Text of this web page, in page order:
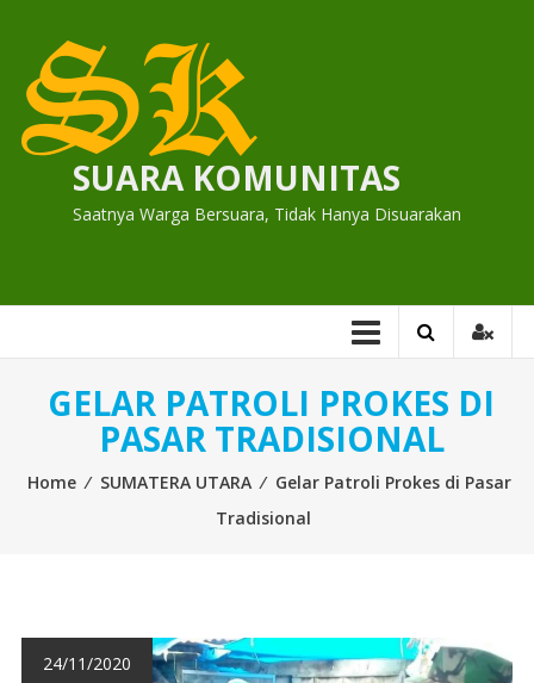
content
SUARA KOMUNITAS
Saatnya Warga Bersuara, Tidak Hanya Disuarakan
GELAR PATROLI PROKES DI
PASAR TRADISIONAL
Home ⁄ SUMATERA UTARA ⁄ Gelar Patroli Prokes di Pasar
Tradisional
24/11/2020